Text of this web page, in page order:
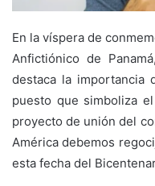
En la víspera de
Anfictiónico de
destaca la importancia
puesto que simboliza
proyecto de unión del
América debemos
esta fecha del